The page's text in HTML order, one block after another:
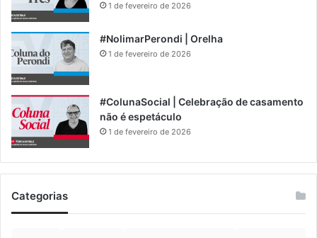
1 de fevereiro de 2026
#NolimarPerondi | Orelha
1 de fevereiro de 2026
#ColunaSocial | Celebração de casamento
não é espetáculo
1 de fevereiro de 2026
Categorias